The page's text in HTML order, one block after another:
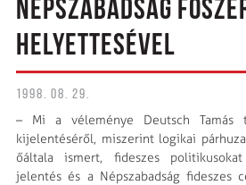
NÉPSZABADSÁG
HELYETTESÉVEL
1998. 08. 29.
– Mi a véleménye Deutsch Tamás
kijelentéséről, miszerint logikai
őáltala ismert, fideszes
jelentés és a Népszabadság fideszes